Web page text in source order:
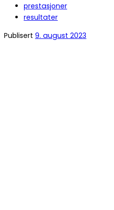
prestasjoner
resultater
Publisert 9. august 2023